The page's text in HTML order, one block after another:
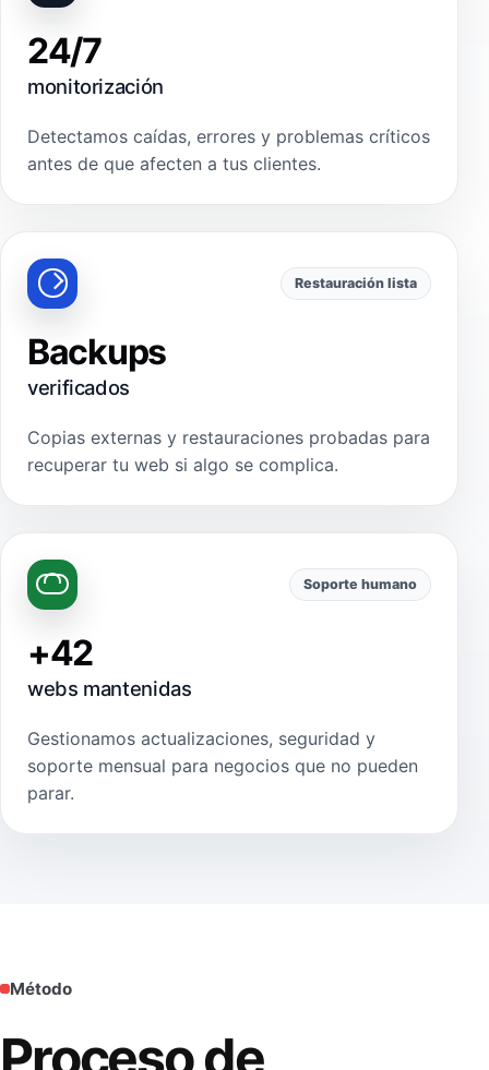
24/7
monitorización
Detectamos caídas, errores y problemas críticos
antes de que afecten a tus clientes.
Restauración lista
Backups
verificados
Copias externas y restauraciones probadas para
recuperar tu web si algo se complica.
Soporte humano
+42
webs mantenidas
Gestionamos actualizaciones, seguridad y
soporte mensual para negocios que no pueden
parar.
Método